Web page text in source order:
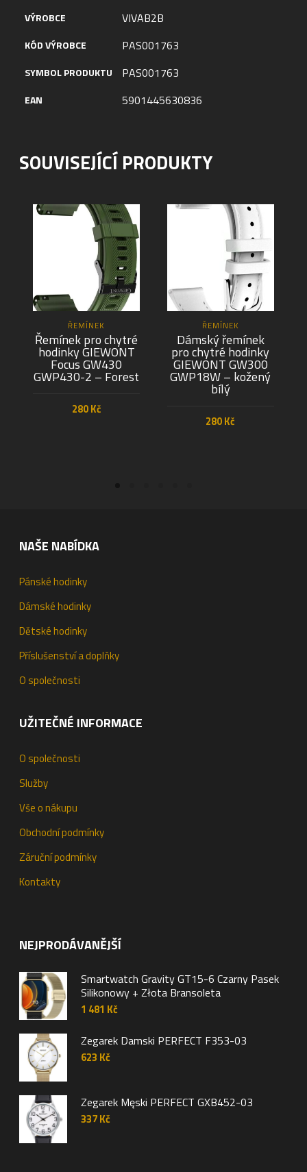
VÝROBCE VIVAB2B
KÓD VÝROBCE PAS001763
SYMBOL PRODUKTU PAS001763
EAN 5901445630836
SOUVISEJÍCÍ PRODUKTY
ŘEMÍNEK
Řemínek pro chytré
hodinky GIEWONT
Focus GW430
GWP430-2 – Forest
280Kč
ŘEMÍNEK
Dámský řemínek
pro chytré hodinky
GIEWONT GW300
GWP18W – kožený
bílý
280Kč
NAŠE NABÍDKA
Pánské hodinky
Dámské hodinky
Dětské hodinky
Příslušenství a doplňky
O společnosti
UŽITEČNÉ INFORMACE
O společnosti
Služby
Vše o nákupu
Obchodní podmínky
Záruční podmínky
Kontakty
NEJPRODÁVANĚJŠÍ
Smartwatch Gravity GT15-6 Czarny Pasek
Silikonowy + Złota Bransoleta
1 481 Kč
Zegarek Damski PERFECT F353-03
623 Kč
Zegarek Męski PERFECT GXB452-03
337Kč